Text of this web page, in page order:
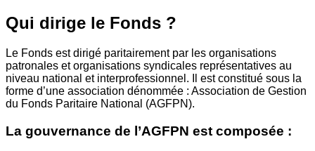
Qui dirige le Fonds ?
Le Fonds est dirigé paritairement par les organisations
patronales et organisations syndicales représentatives au
niveau national et interprofessionnel. Il est constitué sous la
forme d’une association dénommée : Association de Gestion
du Fonds Paritaire National (AGFPN).
La gouvernance de l’AGFPN est composée :